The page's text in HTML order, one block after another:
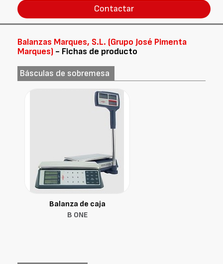
Contactar
Balanzas Marques, S.L. (Grupo José Pimenta
Marques) - Fichas de producto
Básculas de sobremesa
Balanza de caja
B ONE